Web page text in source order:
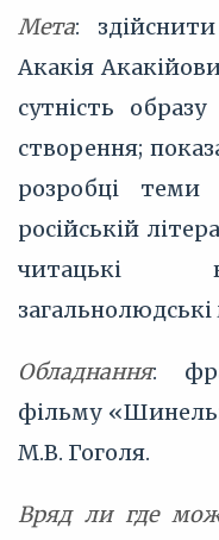
Мета:
Акакія
сутність
створення;
розробці
російській
читацькі
загальнолюдські
Обладнання:
фільму
М.В. Гоголя.
Вряд ли где